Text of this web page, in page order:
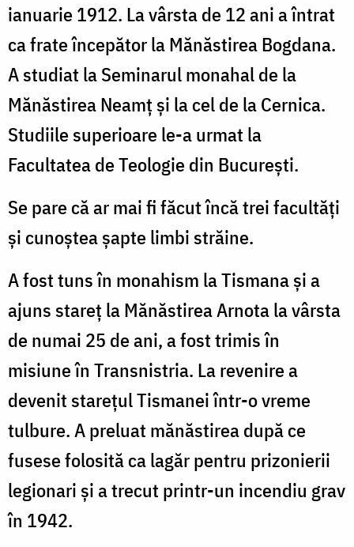
ianuarie 1912. La vârsta de 12 ani a întrat
ca frate începător la Mănăstirea Bogdana.
A studiat la Seminarul monahal de la
Mănăstirea Neamț și la cel de la Cernica.
Studiile superioare le-a urmat la
Facultatea de Teologie din București.
Se pare că ar mai fi făcut încă trei facultăți
și cunoștea șapte limbi străine.
A fost tuns în monahism la Tismana și a
ajuns stareț la Mănăstirea Arnota la vârsta
de numai 25 de ani, a fost trimis în
misiune în Transnistria. La revenire a
devenit starețul Tismanei într-o vreme
tulbure. A preluat mănăstirea după ce
fusese folosită ca lagăr pentru prizonierii
legionari și a trecut printr-un incendiu grav
în 1942.